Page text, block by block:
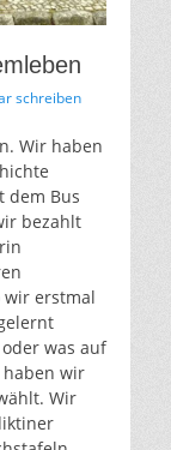
schreiben
Wir haben
dem Bus
bezahlt
wir erstmal
was auf
haben wir
Wir